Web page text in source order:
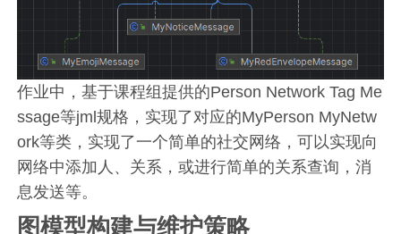
作业中，基于课程组提供的Person Network Tag Me
ssage等jml规格，实现了对应的MyPerson MyNetw
ork等类，实现了一个简单的社交网络，可以实现向
网络中添加人、关系，或进行简单的关系查询，消
息发送等。
图模型构建与维护策略